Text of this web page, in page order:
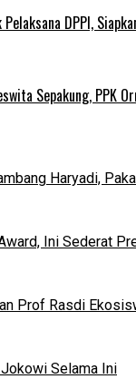
DPPI,
Sepakung, PPK
Haryadi,
Ini Sederat
Prof Rasdi
Selama Ini